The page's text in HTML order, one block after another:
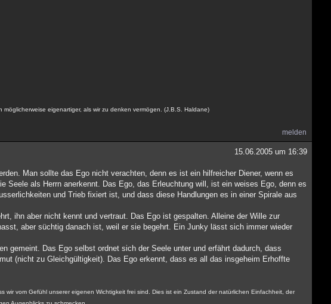
eigenartiger, als wir zu denken vermögen. (J.B.S. Haldane)
melden
15.06.2005 um 16:39
Man sollte das Ego nicht verachten, denn es ist ein hilfreicher Diener, wenn es
Seele als Herrn anerkennt. Das Ego, das Erleuchtung will, ist ein weises Ego, denn es
und Trieb fixiert ist, und dass diese Handlungen es in einer Spirale aus
ihn aber nicht kennt und vertraut. Das Ego ist gespalten. Alleine der Wille zur
aber süchtig danach ist, weil er sie begehrt. Ein Junky lässt sich immer wieder
gemeint. Das Ego selbst ordnet sich der Seele unter und erfährt dadurch, dass
(nicht zu Gleichgültigkeit). Das Ego erkennt, dass es all das insgeheim Erhoffte
vom Gefühl unserer eigenen Wichtigkeit frei sind. Dies ist ein Zustand der natürlichen Einfachheit, der